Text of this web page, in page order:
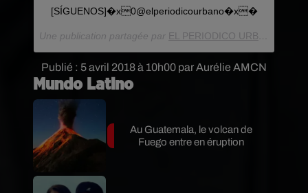
Publié : 5 avril 2018 à 10h00 par Aurélie AMCN
[SÍGUENOS]�x0@elperiodicourbano�x�
Une publication partagée par EL PERIODICO URBANO
Mundo Latino
Au Guatemala, le volcan de
Fuego entre en éruption